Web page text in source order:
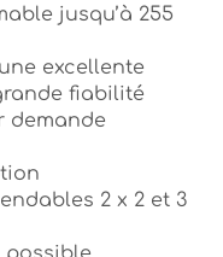
jusqu’à 255
excellente
fiabilité
demande
2 x 2 et 3